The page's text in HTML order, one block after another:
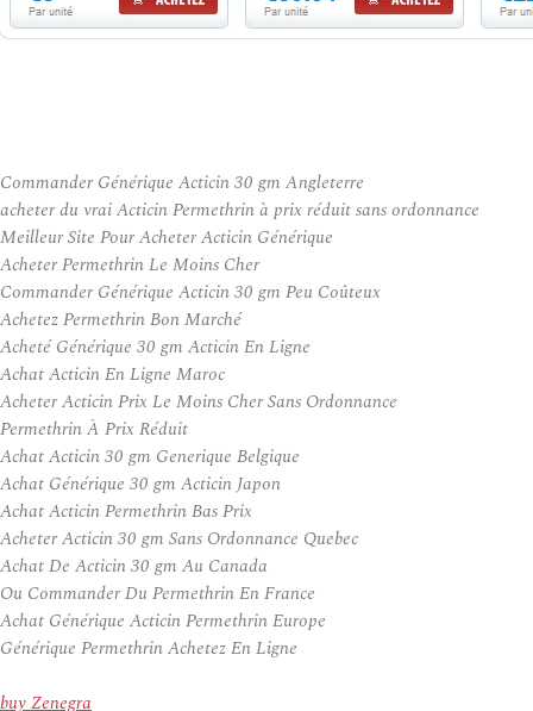
Commander Générique Acticin 30 gm Angleterre
acheter du vrai Acticin Permethrin à prix réduit sans ordonnance
Meilleur Site Pour Acheter Acticin Générique
Acheter Permethrin Le Moins Cher
Commander Générique Acticin 30 gm Peu Coûteux
Achetez Permethrin Bon Marché
Acheté Générique 30 gm Acticin En Ligne
Achat Acticin En Ligne Maroc
Acheter Acticin Prix Le Moins Cher Sans Ordonnance
Permethrin À Prix Réduit
Achat Acticin 30 gm Generique Belgique
Achat Générique 30 gm Acticin Japon
Achat Acticin Permethrin Bas Prix
Acheter Acticin 30 gm Sans Ordonnance Quebec
Achat De Acticin 30 gm Au Canada
Ou Commander Du Permethrin En France
Achat Générique Acticin Permethrin Europe
Générique Permethrin Achetez En Ligne
buy Zenegra